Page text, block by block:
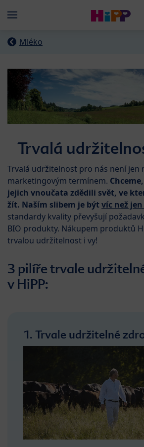
Menü
Mléko
Trvalá
Trvalá udržitelnost pro nás není jen
marketingovým termínem.
jejich vnoučata zdědili svět, ve
žít. Naším slibem je býtvíc než jen
standardy kvality převyšují
BIO produkty. Nákupem produktů
trvalou udržitelnost i vy!
3 pilíře trvale
v HiPP:
1. Trvale udržitelné